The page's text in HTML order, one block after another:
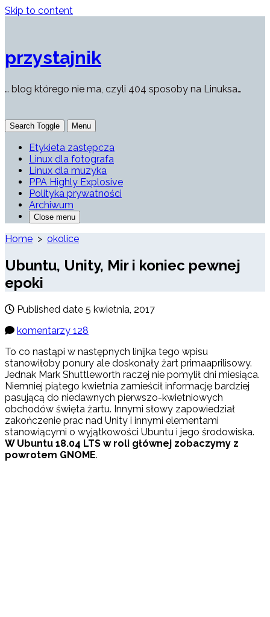
Skip to content
przystajnik
… blog którego nie ma, czyli 404 sposoby na Linuksa…
Search Toggle Menu
Etykieta zastępcza
Linux dla fotografa
Linux dla muzyka
PPA Highly Explosive
Polityka prywatności
Archiwum
Close menu
Home > okolice
Ubuntu, Unity, Mir i koniec pewnej
epoki
Published date 5 kwietnia, 2017
komentarzy 128
To co nastąpi w następnych linijka tego wpisu
stanowiłoby ponury ale doskonały żart primaaprilisowy.
Jednak Mark Shuttleworth raczej nie pomylił dni miesiąca.
Niemniej piątego kwietnia zamieścił informację bardziej
pasującą do niedawnych pierwszo-kwietniowych
obchodów święta żartu. Innymi słowy zapowiedział
zakończenie prac nad Unity i innymi elementami
stanowiącymi o wyjątkowości Ubuntu i jego środowiska.
W Ubuntu 18.04 LTS w roli głównej zobaczymy z
powrotem GNOME.